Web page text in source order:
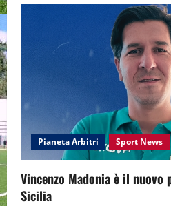
Pianeta Arbitri Sport News
Vincenzo Madonia è il nuovo
Sicilia